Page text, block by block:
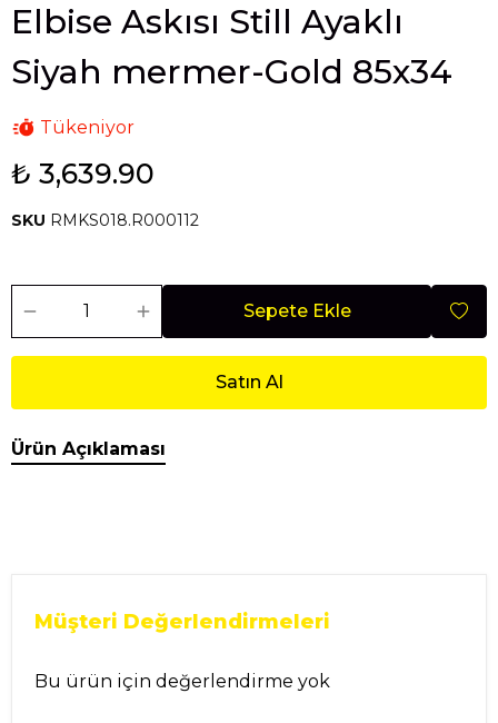
Elbise Askısı Still Ayaklı
Siyah mermer-Gold 85x34
Tükeniyor
₺ 3,639.90
SKU RMKS018.R000112
Sepete Ekle
Satın Al
Ürün Açıklaması
Müşteri Değerlendirmeleri
Bu ürün için değerlendirme yok